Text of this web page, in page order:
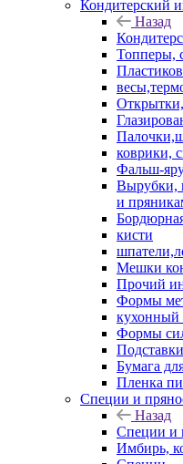
Кондитерский
Назад
Топперы,
коврики,
Фальш-
Вырубки,
и
кисти
Мешки
Прочий
Формы
кухонный
Формы
Бумага
Пленка
Специи и
Назад
Специи и
Имбирь,